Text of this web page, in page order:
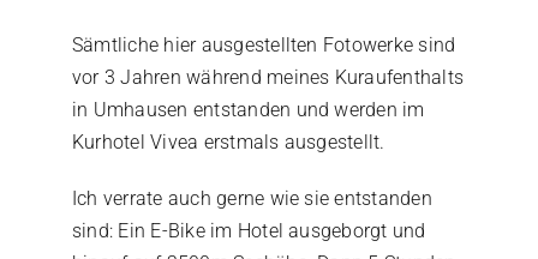
Sämtliche hier ausgestellten Fotowerke sind
vor 3 Jahren während meines Kuraufenthalts
in Umhausen entstanden und werden im
Kurhotel Vivea erstmals ausgestellt.
Ich verrate auch gerne wie sie entstanden
sind: Ein E-Bike im Hotel ausgeborgt und